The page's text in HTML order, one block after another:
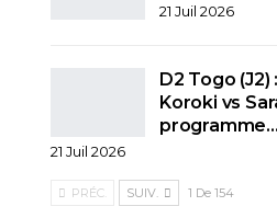
21 Juil 2026
D2 Togo (J2)
Koroki vs
programme…
21 Juil 2026
PRÉC. SUIV. 1 De 154